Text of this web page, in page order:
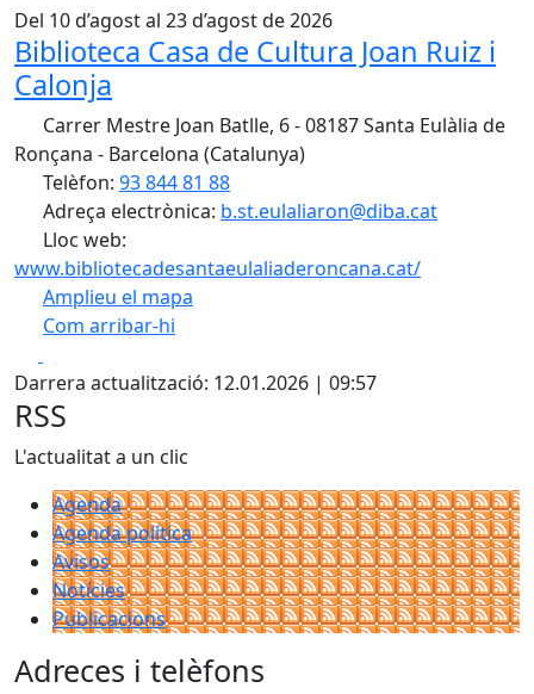
Del 10 d’agost al 23 d’agost de 2026
Biblioteca Casa de Cultura Joan Ruiz i
Calonja
Carrer Mestre Joan Batlle, 6 - 08187 Santa Eulàlia de
Ronçana - Barcelona (Catalunya)
Telèfon: 93 844 81 88
Adreça electrònica: b.st.eulaliaron@diba.cat
Lloc web:
www.bibliotecadesantaeulaliaderoncana.cat/
Amplieu el mapa
Com arribar-hi
+
−
Darrera actualització: 12.01.2026 | 09:57
RSS
L'actualitat a un clic
Agenda
Agenda política
Avisos
Notícies
Publicacions
Adreces i telèfons